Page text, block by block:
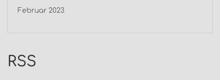
Februar 2023
RSS